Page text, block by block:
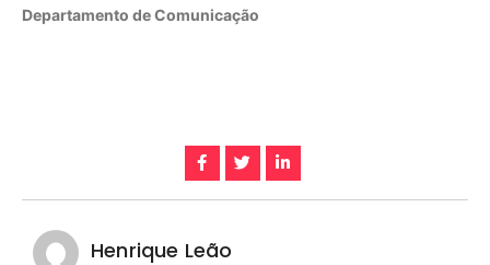
Departamento de Comunicação
Henrique Leão